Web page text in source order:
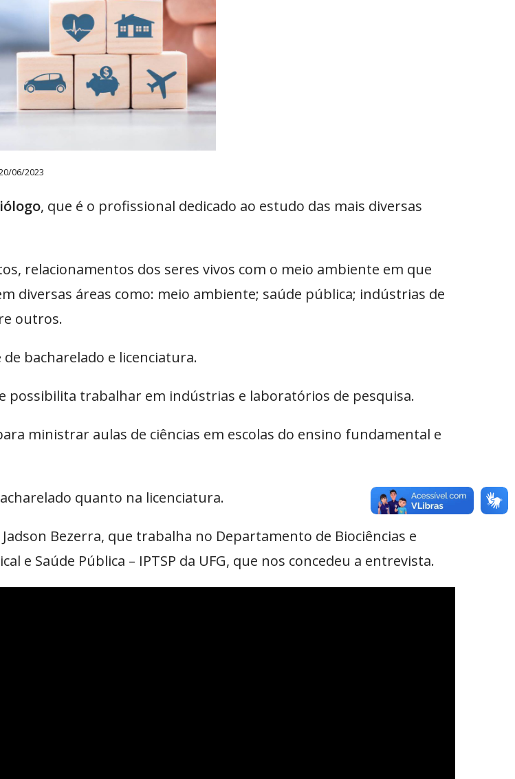
06/2023
, que é o profissional dedicado ao estudo das mais diversas
relacionamentos dos seres vivos com o meio ambiente em que
diversas áreas como: meio ambiente; saúde pública; indústrias de
outros.
bacharelado e licenciatura.
possibilita trabalhar em indústrias e laboratórios de pesquisa.
ministrar aulas de ciências em escolas do ensino fundamental e
quanto na licenciatura.
Bezerra, que trabalha no Departamento de Biociências e
e Saúde Pública – IPTSP da UFG, que nos concedeu a entrevista.